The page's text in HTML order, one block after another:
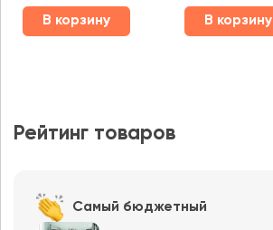
В корзину В корзину
Рейтинг товаров
Самый бюджетный